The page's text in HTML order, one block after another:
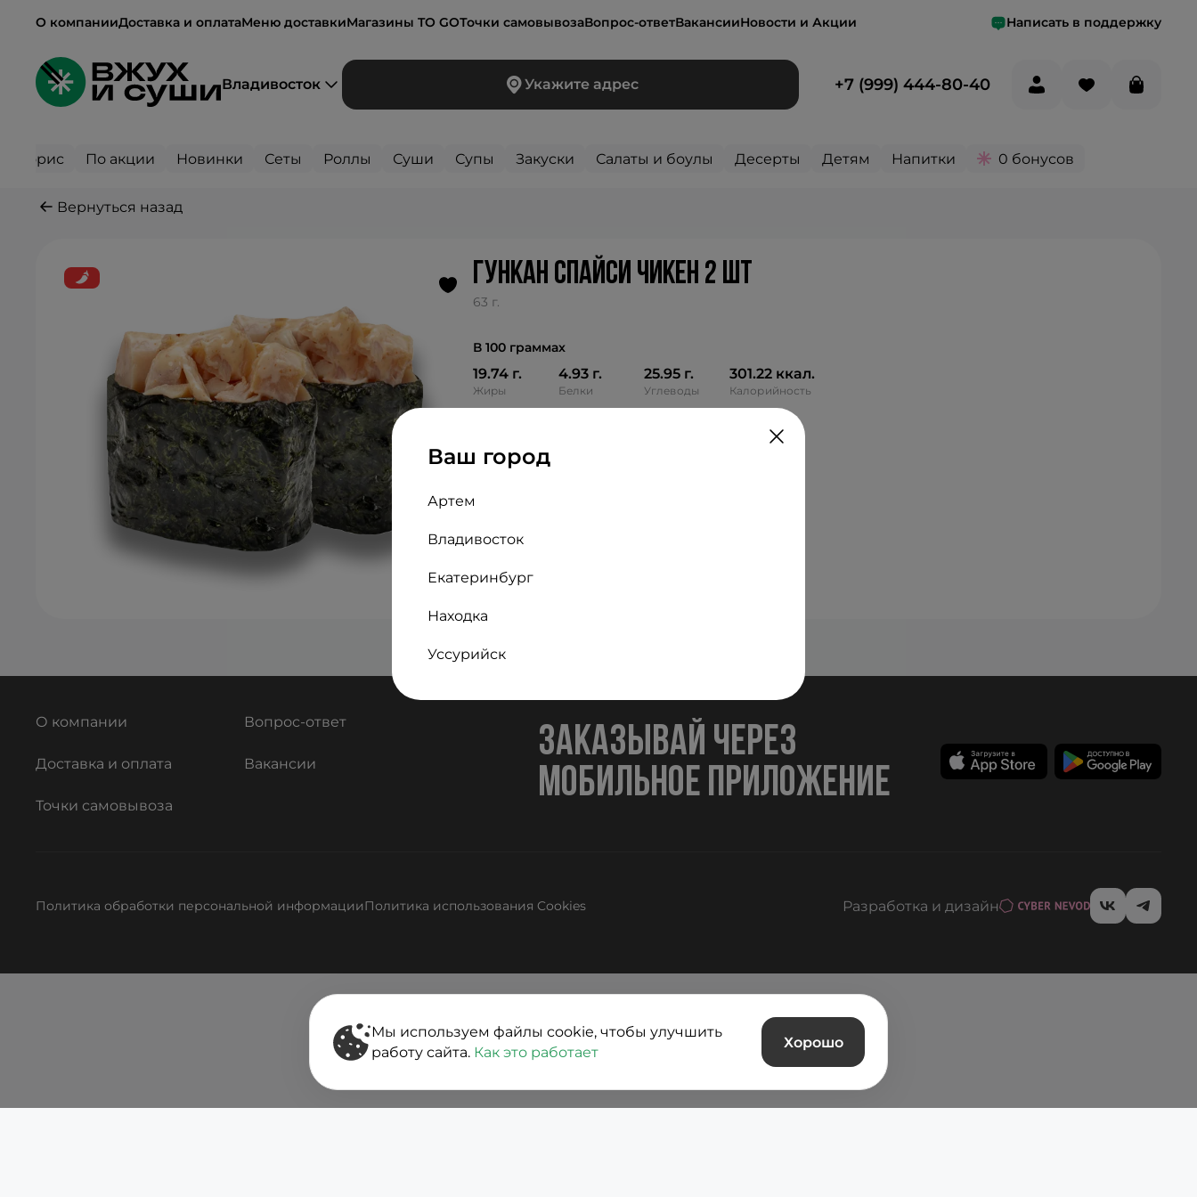
О компанииДоставка и оплатаМеню доставкиМагазины TO GOТочки самовывозаВопрос-ответВакансииНовости и Акции Написать в поддержку
Владивосток
Ваш город
Артем
Владивосток
Екатеринбург
Находка
Уссурийск
Укажите адрес +7 (999) 444-80-40
Сторис По акции Новинки Сеты Роллы Суши Супы Закуски Салаты и боулы Десерты Детям Напитки 0 бонусов
Вернуться назад
гункан спайси чикен 2 шт
63 г.
В 100 граммах
19.74 г.
Жиры
4.93 г.
Белки
25.95 г.
Углеводы
301.22 ккал.
Калорийность
О компании Вопрос-ответ
Доставка и оплата Вакансии
Точки самовывоза
заказывай через
мобильное приложение
Политика обработки персональной информацииПолитика использования Cookies Разработка и дизайн
Мы используем файлы cookie, чтобы улучшить
работу сайта. Как это работает
Хорошо